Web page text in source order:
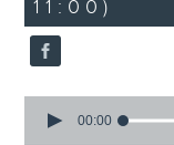
50
seconds
11:00)
seconds
00:00